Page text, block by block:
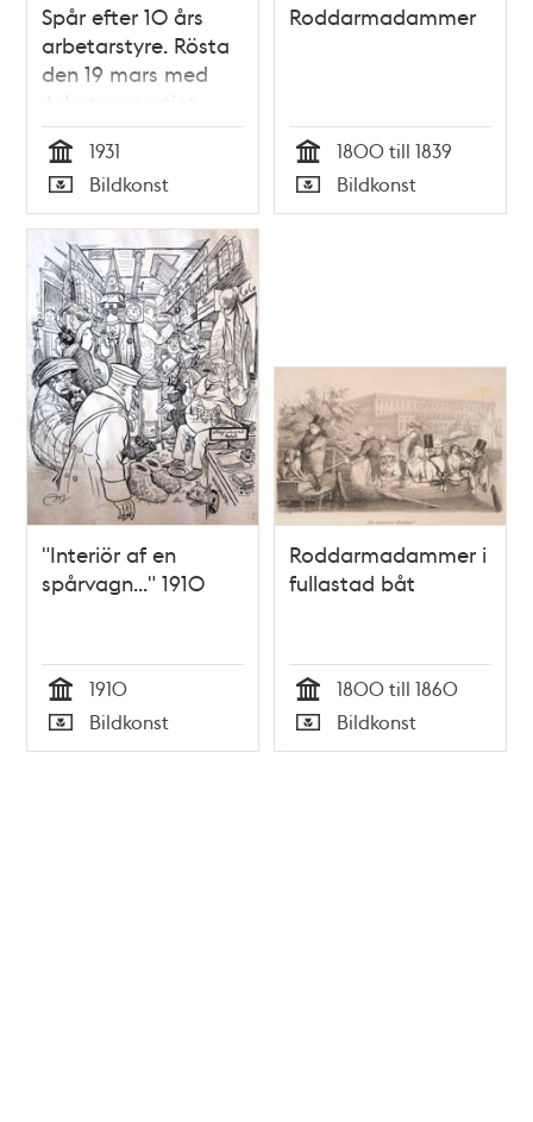
Spår efter 10 års
arbetarstyre. Rösta
den 19 mars med
Arbetarepartiet
Socialdemokraterna.
[Valaffisch]
Tid
1931
Typ
Bildkonst
Roddarmadammer
Tid
1800 till 1839
Typ
Bildkonst
"Interiör af en
spårvagn..." 1910
Tid
1910
Typ
Bildkonst
Roddarmadammer i
fullastad båt
Tid
1800 till 1860
Typ
Bildkonst